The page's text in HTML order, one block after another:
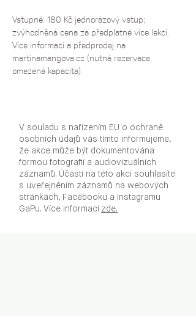
Vstupné: 180 Kč jednorázový vstup;
zvýhodněná cena za předplatné více lekcí.
Více informací a předprodej na
martinamangova.cz (nutná rezervace,
omezená kapacita).
V souladu s nařízením EU o ochraně
osobních údajů vás tímto informujeme,
že akce může být dokumentována
formou fotografií a audiovizuálních
záznamů. Účastí na této akci souhlasíte
s uveřejněním záznamů na webových
stránkách, Facebooku a Instagramu
GaPu. Více informací zde.